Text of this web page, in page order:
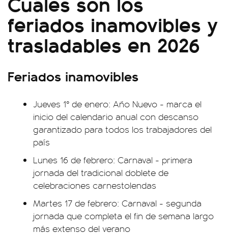
feriados inamovibles y
trasladables en 2026
Feriados inamovibles
Jueves 1° de enero: Año Nuevo - marca el
inicio del calendario anual con descanso
garantizado para todos los trabajadores del
país
Lunes 16 de febrero: Carnaval - primera
jornada del tradicional doblete de
celebraciones carnestolendas
Martes 17 de febrero: Carnaval - segunda
jornada que completa el fin de semana largo
más extenso del verano